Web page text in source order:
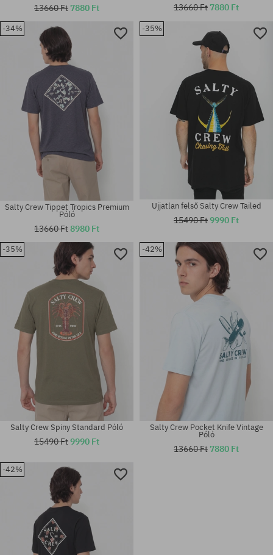
Elérhető méretek:
Elérhető méretek:
Elérhető méretek:
13660 Ft 7880 Ft
Elérhető méretek:
13660 Ft 7880 Ft
-34%
Elérhető méretek:
Salty Crew Tippet Tropics Premium
Póló
13660 Ft8980 Ft
-35%
Ujjatlan felső Salty Crew Tailed
15490 Ft9990 Ft
-35%
Salty Crew Spiny Standard Póló
15490 Ft9990 Ft
-42%
Salty Crew Pocket Knife Vintage
Póló
13660 Ft 7880 Ft
-42%